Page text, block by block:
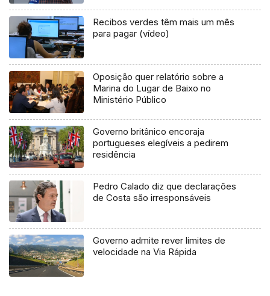
Recibos verdes têm mais um mês
para pagar (vídeo)
Oposição quer relatório sobre a
Marina do Lugar de Baixo no
Ministério Público
Governo britânico encoraja
portugueses elegíveis a pedirem
residência
Pedro Calado diz que declarações
de Costa são irresponsáveis
Governo admite rever limites de
velocidade na Via Rápida